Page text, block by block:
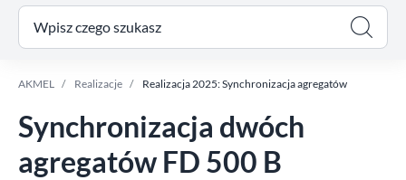
koszyk
Wpisz czego szukasz
AKMEL Realizacje Realizacja 2025: Synchronizacja agregatów
Synchronizacja dwóch
agregatów FD 500 B